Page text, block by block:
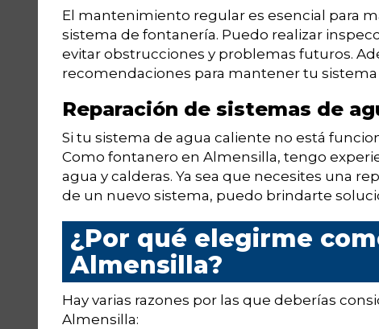
El mantenimiento regular es esencial para
sistema de fontanería. Puedo realizar
evitar obstrucciones y problemas futuros.
recomendaciones para mantener tu
Reparación de sistemas de
Si tu sistema de agua caliente no está
Como fontanero en Almensilla, tengo
agua y calderas. Ya sea que necesites una
de un nuevo sistema, puedo brindarte
¿Por qué elegirme
Almensilla?
Hay varias razones por las que deberías
Almensilla: